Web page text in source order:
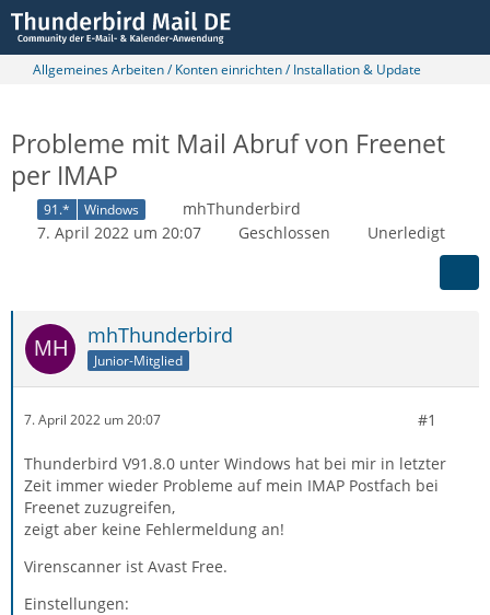
Allgemeines Arbeiten / Konten einrichten / Installation & Update
Probleme mit Mail Abruf von Freenet
per IMAP
91.* Windows
mhThunderbird
7. April 2022 um 20:07
Geschlossen Unerledigt
mhThunderbird
Junior-Mitglied
7. April 2022 um 20:07 #1
Thunderbird V91.8.0 unter Windows hat bei mir in letzter
Zeit immer wieder Probleme auf mein IMAP Postfach bei
Freenet zuzugreifen,
zeigt aber keine Fehlermeldung an!
Virenscanner ist Avast Free.
Einstellungen: